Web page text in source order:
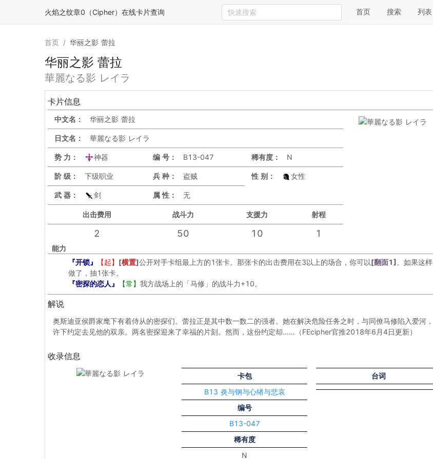
火焰之纹章0（Cipher）在线卡片查询 首页 搜索 列表
首页 / 华丽之影 蕾拉
华丽之影 蕾拉
華麗なる影 レイラ
卡片信息
中文名： 华丽之影 蕾拉
日文名： 華麗なる影 レイラ
编 号： B13-047 稀有度： N
势 力： 神器
阶 级： 下级职业 兵 种： 盗贼 性 别： 女性
武 器： 剑 属 性： 无
出击费用 战斗力 支援力 射程
2 50 10 1
能力
『开锁』
【起】 [横置]公开对手卡组最上方的1张卡。那张卡的出击费用在3以上的场合，你可以[翻面1] 。如果这样
做了，抽1张卡。
『密探的恋人』
【常】 我方战场上的「马修」的战斗力+10。
解说
奥斯迪亚侯爵家麾下有着侍从的密探们。蕾拉正是其中数一数二的强者。她在解决危险任务之时，与同僚马修陷入爱河，
许下约定去见他的双亲。两名密探迎来了幸福的片刻。然而，这份约定却……（FEcipher官推2018年6月4日更新）
收录信息
卡包
B13 炎与钢与心绪与悲哀
编号
B13-047
稀有度
N
台词